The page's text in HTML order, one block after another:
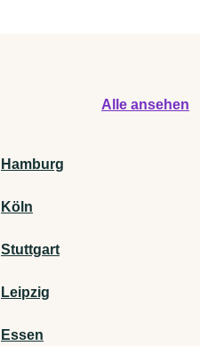
Alle ansehen
Hamburg
Köln
Stuttgart
Leipzig
Essen